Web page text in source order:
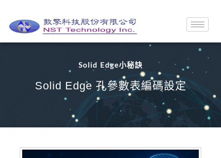
Solid Edge小秘訣
Solid Edge 孔參數表編碼設定